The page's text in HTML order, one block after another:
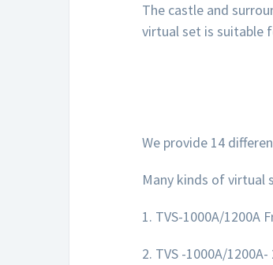
The castle and
virtual set is suitable
We provide 14
Many kinds of
1. TVS-1000A/1200A
2. TVS -1000A/